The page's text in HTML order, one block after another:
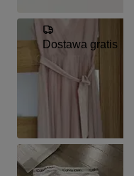
Dostawa gratis